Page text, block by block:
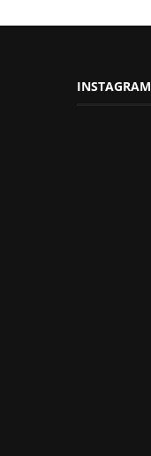
INSTAGRAM